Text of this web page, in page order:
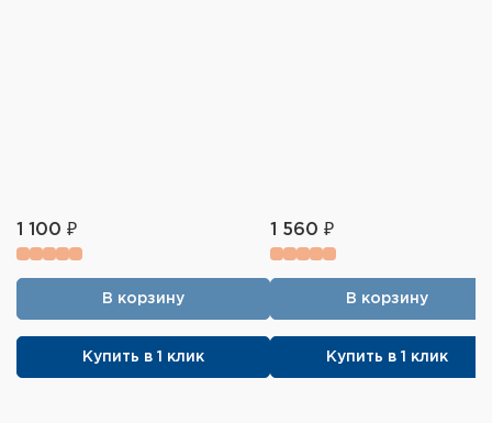
1 100 ₽
В корзину
Купить в 1 клик
1 560 ₽
В корзину
Купить в 1 клик